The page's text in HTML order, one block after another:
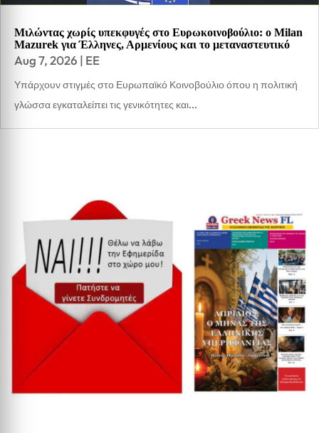
Μιλώντας χωρίς υπεκφυγές στο Ευρωκοινοβούλιο: ο Milan
Mazurek για Έλληνες, Αρμενίους και το μεταναστευτικό
Aug 7, 2026 | EE
Υπάρχουν στιγμές στο Ευρωπαϊκό Κοινοβούλιο όπου η πολιτική
γλώσσα εγκαταλείπει τις γενικότητες και...